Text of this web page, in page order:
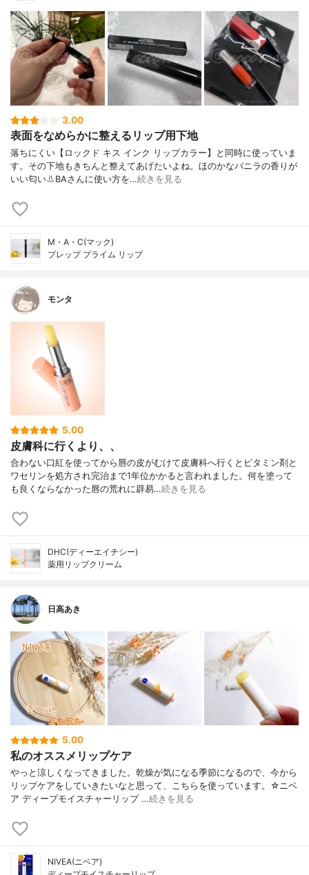
3.00
表面をなめらかに整えるリップ用下地
落ちにくい【ロックド キス インク リップカラー】と同時に使っていま
す。その下地もきちんと整えてあげたいよね。ほのかなバニラの香りが
いい匂い👃BAさんに使い方を…続きを見る
M・A・C(マック)
プレップ プライム リップ
モンタ
5.00
皮膚科に行くより、、
合わない口紅を使ってから唇の皮がむけて皮膚科へ行くとビタミン剤と
ワセリンを処方され完治まで1年位かかると言われました。何を塗って
も良くならなかった唇の荒れに辟易…続きを見る
DHC(ディーエイチシー)
薬用リップクリーム
日高あき
5.00
私のオススメリップケア
やっと涼しくなってきました。乾燥が気になる季節になるので、今から
リップケアをしていきたいなと思って、こちらを使っています。☆ニベ
ア ディープモイスチャーリップ …続きを見る
NIVEA(ニベア)